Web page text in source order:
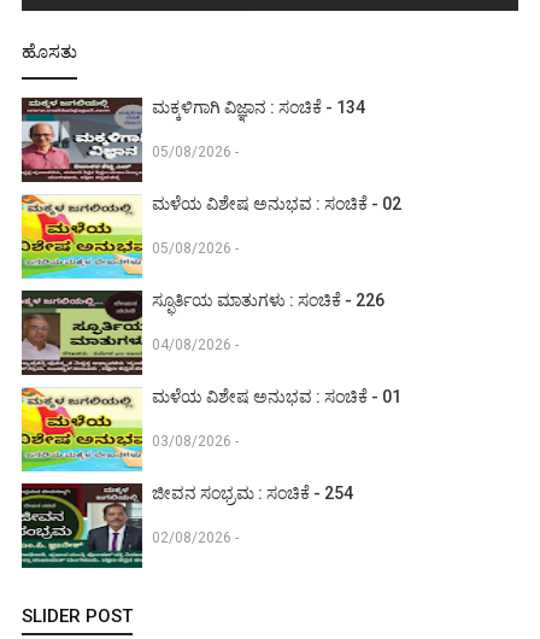
ಹೊಸತು
ಮಕ್ಕಳಿಗಾಗಿ ವಿಜ್ಞಾನ : ಸಂಚಿಕೆ - 134
05/08/2026 -
ಮಳೆಯ ವಿಶೇಷ ಅನುಭವ : ಸಂಚಿಕೆ - 02
05/08/2026 -
ಸ್ಫೂರ್ತಿಯ ಮಾತುಗಳು : ಸಂಚಿಕೆ - 226
04/08/2026 -
ಮಳೆಯ ವಿಶೇಷ ಅನುಭವ : ಸಂಚಿಕೆ - 01
03/08/2026 -
ಜೀವನ ಸಂಭ್ರಮ : ಸಂಚಿಕೆ - 254
02/08/2026 -
SLIDER POST